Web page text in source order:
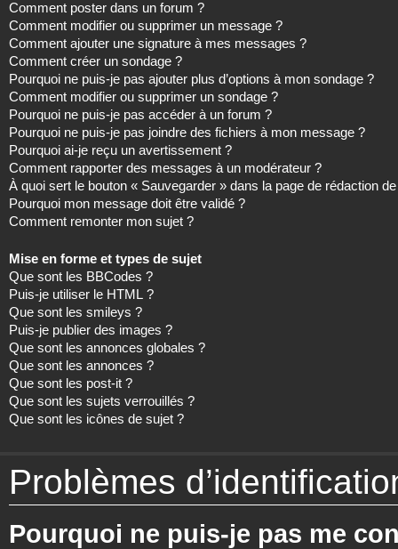
Comment poster dans un forum ?
Comment modifier ou supprimer un message ?
Comment ajouter une signature à mes messages ?
Comment créer un sondage ?
Pourquoi ne puis-je pas ajouter plus d’options à mon sondage ?
Comment modifier ou supprimer un sondage ?
Pourquoi ne puis-je pas accéder à un forum ?
Pourquoi ne puis-je pas joindre des fichiers à mon message ?
Pourquoi ai-je reçu un avertissement ?
Comment rapporter des messages à un modérateur ?
À quoi sert le bouton « Sauvegarder » dans la page de rédaction
Pourquoi mon message doit être validé ?
Comment remonter mon sujet ?
Mise en forme et types de sujet
Que sont les BBCodes ?
Puis-je utiliser le HTML ?
Que sont les smileys ?
Puis-je publier des images ?
Que sont les annonces globales ?
Que sont les annonces ?
Que sont les post-it ?
Que sont les sujets verrouillés ?
Que sont les icônes de sujet ?
Problèmes
Pourquoi ne puis-je pas me